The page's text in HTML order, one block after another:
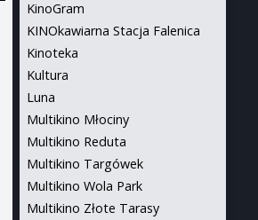
KinoGram
KINOkawiarna Stacja Falenica
Kinoteka
Kultura
Luna
Multikino Młociny
Multikino Reduta
Multikino Targówek
Multikino Wola Park
Multikino Złote Tarasy